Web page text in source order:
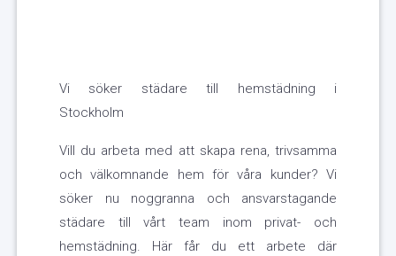
Vi söker städare till hemstädning i
Stockholm
Vill du arbeta med att skapa rena, trivsamma
och välkomnande hem för våra kunder? Vi
söker nu noggranna och ansvarstagande
städare till vårt team inom privat- och
hemstädning. Här får du ett arbete där